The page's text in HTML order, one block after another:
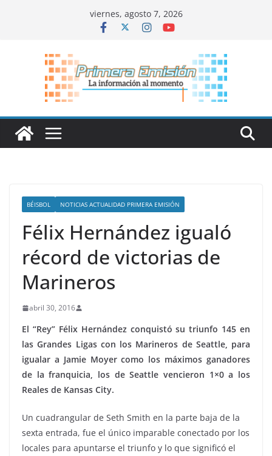
viernes, agosto 7, 2026
BÉISBOL NOTICIAS ACTUALIDAD PRIMERA EMISIÓN
Félix Hernández igualó
récord de victorias de
Marineros
abril 30, 2016
El “Rey” Félix Hernández conquistó su triunfo 145 en
las Grandes Ligas con los Marineros de Seattle, para
igualar a Jamie Moyer como los máximos ganadores
de la franquicia, los de Seattle vencieron 1×0 a los
Reales de Kansas City.
Un cuadrangular de Seth Smith en la parte baja de la
sexta entrada, fue el único imparable conectado por los
locales para apuntarse el triunfo y lo que significó el